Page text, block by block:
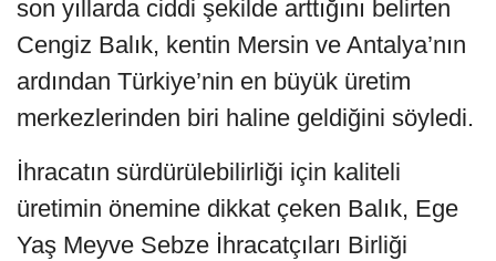
son yıllarda ciddi şekilde arttığını belirten
Cengiz Balık, kentin Mersin ve Antalya’nın
ardından Türkiye’nin en büyük üretim
merkezlerinden biri haline geldiğini söyledi.
İhracatın sürdürülebilirliği için kaliteli
üretimin önemine dikkat çeken Balık, Ege
Yaş Meyve Sebze İhracatçıları Birliği